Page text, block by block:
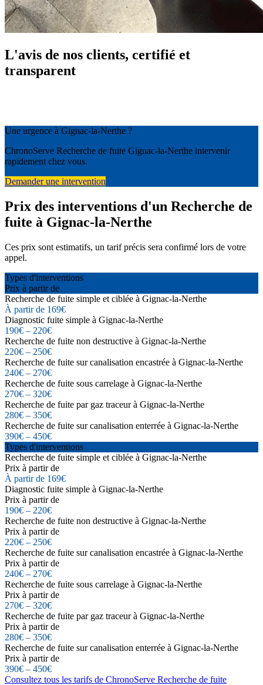
L'avis de nos clients, certifié et
transparent
Une urgence à Gignac-la-Nerthe ?
ChronoServe Recherche de fuite Gignac-la-Nerthe intervenir
rapidement chez vous.
Demander une intervention
Prix des interventions d'un Recherche de
fuite à Gignac-la-Nerthe
Ces prix sont estimatifs, un tarif précis sera confirmé lors de votre
appel.
Types d'interventions
Prix à partir de
Recherche de fuite simple et ciblée à Gignac-la-Nerthe
À partir de 169€
Diagnostic fuite simple à Gignac-la-Nerthe
190€ – 220€
Recherche de fuite non destructive à Gignac-la-Nerthe
220€ – 250€
Recherche de fuite sur canalisation encastrée à Gignac-la-Nerthe
240€ – 270€
Recherche de fuite sous carrelage à Gignac-la-Nerthe
270€ – 320€
Recherche de fuite par gaz traceur à Gignac-la-Nerthe
280€ – 350€
Recherche de fuite sur canalisation enterrée à Gignac-la-Nerthe
390€ – 450€
Types d'interventions
Recherche de fuite simple et ciblée à Gignac-la-Nerthe
Prix à partir de
À partir de 169€
Diagnostic fuite simple à Gignac-la-Nerthe
Prix à partir de
190€ – 220€
Recherche de fuite non destructive à Gignac-la-Nerthe
Prix à partir de
220€ – 250€
Recherche de fuite sur canalisation encastrée à Gignac-la-Nerthe
Prix à partir de
240€ – 270€
Recherche de fuite sous carrelage à Gignac-la-Nerthe
Prix à partir de
270€ – 320€
Recherche de fuite par gaz traceur à Gignac-la-Nerthe
Prix à partir de
280€ – 350€
Recherche de fuite sur canalisation enterrée à Gignac-la-Nerthe
Prix à partir de
390€ – 450€
Consultez tous les tarifs de ChronoServe Recherche de fuite